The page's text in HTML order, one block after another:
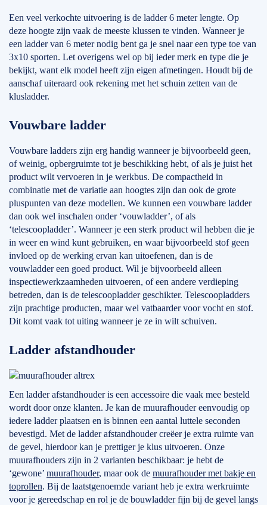
Een veel verkochte uitvoering is de ladder 6 meter lengte. Op
deze hoogte zijn vaak de meeste klussen te vinden. Wanneer je
een ladder van 6 meter nodig bent ga je snel naar een type toe van
3x10 sporten. Let overigens wel op bij ieder merk en type die je
bekijkt, want elk model heeft zijn eigen afmetingen. Houdt bij de
aanschaf uiteraard ook rekening met het schuin zetten van de
klusladder.
Vouwbare ladder
Vouwbare ladders zijn erg handig wanneer je bijvoorbeeld geen,
of weinig, opbergruimte tot je beschikking hebt, of als je juist het
product wilt vervoeren in je werkbus. De compactheid in
combinatie met de variatie aan hoogtes zijn dan ook de grote
pluspunten van deze modellen. We kunnen een vouwbare ladder
dan ook wel inschalen onder ‘vouwladder’, of als
‘telescoopladder’. Wanneer je een sterk product wil hebben die je
in weer en wind kunt gebruiken, en waar bijvoorbeeld stof geen
invloed op de werking ervan kan uitoefenen, dan is de
vouwladder een goed product. Wil je bijvoorbeeld alleen
inspectiewerkzaamheden uitvoeren, of een andere verdieping
betreden, dan is de telescoopladder geschikter. Telescoopladders
zijn prachtige producten, maar wel vatbaarder voor vocht en stof.
Dit komt vaak tot uiting wanneer je ze in wilt schuiven.
Ladder afstandhouder
Een ladder afstandhouder is een accessoire die vaak mee besteld
wordt door onze klanten. Je kan de muurafhouder eenvoudig op
iedere ladder plaatsen en is binnen een aantal luttele seconden
bevestigd. Met de ladder afstandhouder creëer je extra ruimte van
de gevel, hierdoor kan je prettiger je klus uitvoeren. Onze
muurafhouders zijn in 2 varianten beschikbaar: je hebt de
‘gewone’ muurafhouder, maar ook de muurafhouder met bakje en
toprollen. Bij de laatstgenoemde variant heb je extra werkruimte
voor je gereedschap en rol je de bouwladder fijn bij de gevel langs